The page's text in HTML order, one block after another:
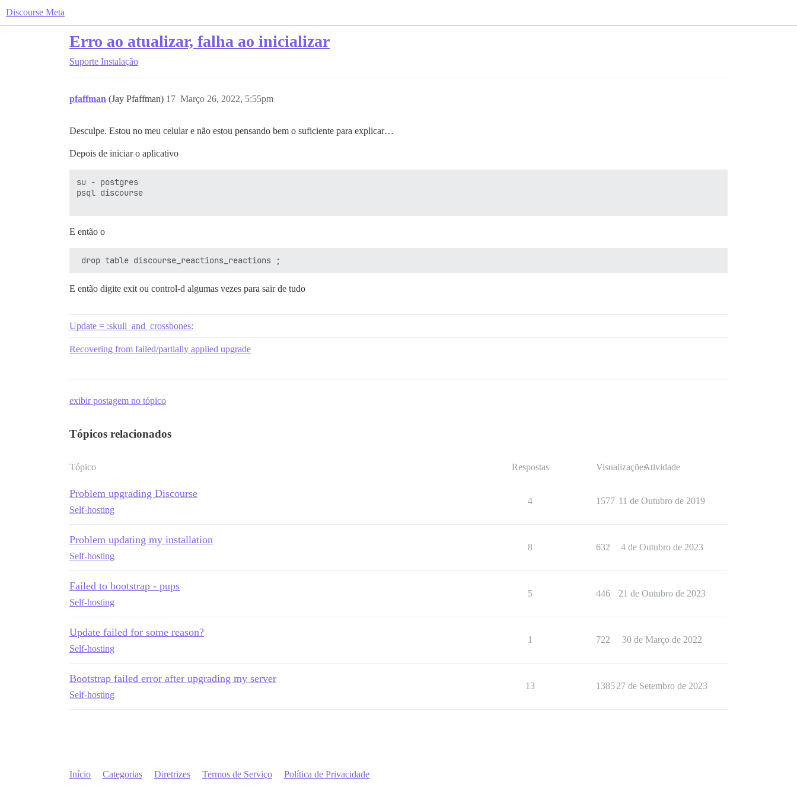
Discourse Meta
Erro ao atualizar, falha ao inicializar
Suporte Instalação
pfaffman (Jay Pfaffman) Março 26, 2022, 5:55pm
17
Desculpe. Estou no meu celular e não estou pensando bem o suficiente para explicar…
Depois de iniciar o aplicativo
su - postgres
psql discourse
E então o
E então digite exit ou control-d algumas vezes para sair de tudo
Update = :skull_and_crossbones:
Recovering from failed/partially applied upgrade
exibir postagem no tópico
Tópicos relacionados
Tópico Respostas VisualizaçõesAtividade
Problem upgrading Discourse
Self-hosting
4 1577 11 de Outubro de 2019
Problem updating my installation
Self-hosting
8 632 4 de Outubro de 2023
Failed to bootstrap - pups
Self-hosting
5 446 21 de Outubro de 2023
Update failed for some reason?
Self-hosting
1 722 30 de Março de 2022
Bootstrap failed error after upgrading my server
Self-hosting
13 138527 de Setembro de 2023
Início Categorias Diretrizes Termos de Serviço Política de Privacidade